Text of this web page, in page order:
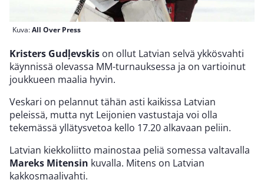
Kuva:All Over Press
Kristers Gudļevskis on ollut Latvian selvä ykkösvahti
käynnissä olevassa MM-turnauksessa ja on vartioinut
joukkueen maalia hyvin.
Veskari on pelannut tähän asti kaikissa Latvian
peleissä, mutta nyt Leijonien vastustaja voi olla
tekemässä yllätysvetoa kello 17.20 alkavaan peliin.
Latvian kiekkoliitto mainostaa peliä somessa valtavalla
Mareks Mitensin kuvalla. Mitens on Latvian
kakkosmaalivahti.